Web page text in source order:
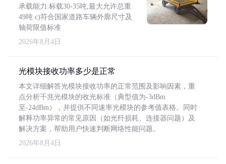
承载能力:标载30-35吨,最大允许总重
49吨 c)符合国家道路车辆外廓尺寸及
轴荷限值标准
2026年8月4日
光模块接收功率多少是正常
本文详细解答光模块接收功率的正常范围及影响因素，重
点分析千兆光模块的收光标准（典型值为-3dBm
至-24dBm），并提供不同速率光模块的参考值表格。同时
解释功率异常的常见原因（如光纤损耗、连接器问题）及
解决方案，帮助用户快速判断网络性能问题。
2026年8月4日